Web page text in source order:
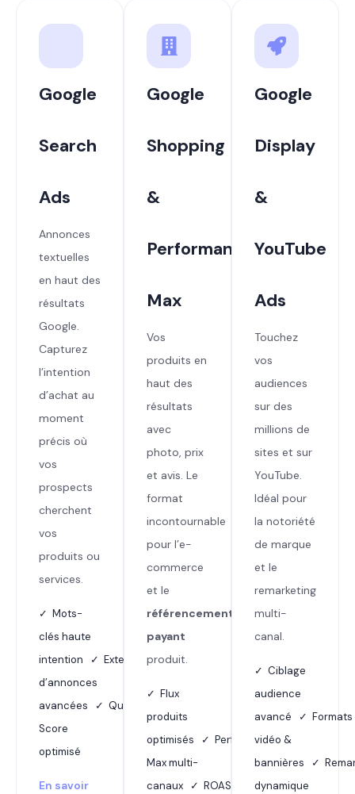
Google
Search
Ads
Annonces
textuelles
en haut des
résultats
Google.
Capturez
l’intention
d’achat au
moment
précis où
vos
prospects
cherchent
vos
produits ou
services.
✓ Mots-
clés haute
intention ✓ Extensions
d’annonces
avancées ✓ Quality
Score
optimisé
En savoir
Google
Shopping
&
Performance
Max
Vos
produits en
haut des
résultats
avec
photo, prix
et avis. Le
format
incontournable
pour l’e-
commerce
et le
référencement
payant
produit.
✓ Flux
produits
optimisés ✓ Performance
Max multi-
canaux ✓ ROAS
Google
Display
&
YouTube
Ads
Touchez
vos
audiences
sur des
millions de
sites et sur
YouTube.
Idéal pour
la notoriété
de marque
et le
remarketing
multi-
canal.
✓ Ciblage
audience
avancé ✓ Formats
vidéo &
bannières ✓
dynamique